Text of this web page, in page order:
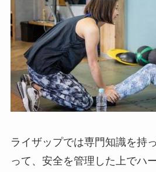
ライザップでは専門知識を持
って、安全を管理した上でハ